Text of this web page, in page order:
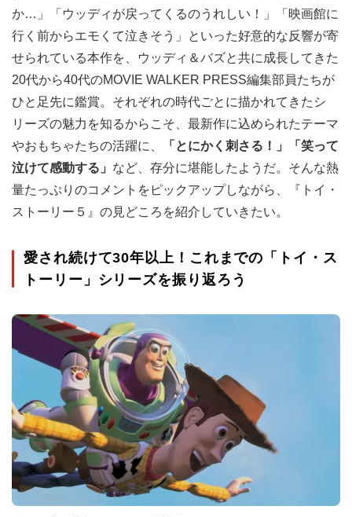
か…」「ウッディが戻ってくるのうれしい！」「映画館に
行く前からエモくて泣きそう」といった好意的な反響が寄
せられている本作を、ウッディ＆バズと共に成長してきた
20代から40代のMOVIE WALKER PRESS編集部員たちが
ひと足先に鑑賞。それぞれの時代ごとに描かれてきたシ
リーズの魅力を知るからこそ、最新作に込められたテーマ
やおもちゃたちの活躍に、
「とにかく刺さる！」「笑って
泣けて感動する」 など、存分に堪能したようだ。そんな熱
量たっぷりのコメントをピックアップしながら、『トイ・
ストーリー５』の見どころを紹介していきたい。
愛され続けて30年以上！これまでの「トイ・ス
トーリー」シリーズを振り返ろう